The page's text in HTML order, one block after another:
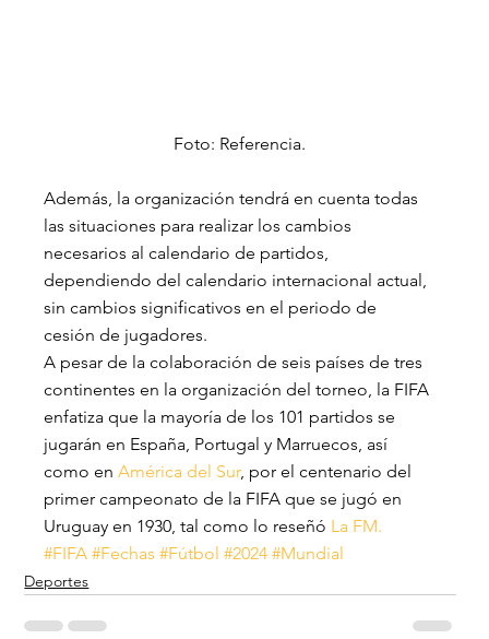
Foto: Referencia.
Además, la organización tendrá en cuenta todas
las situaciones para realizar los cambios
necesarios al calendario de partidos,
dependiendo del calendario internacional actual,
sin cambios significativos en el periodo de
cesión de jugadores.
A pesar de la colaboración de seis países de tres
continentes en la organización del torneo, la FIFA
enfatiza que la mayoría de los 101 partidos se
jugarán en España, Portugal y Marruecos, así
como en América del Sur, por el centenario del
primer campeonato de la FIFA que se jugó en
Uruguay en 1930, tal como lo reseñó La FM.
#FIFA #Fechas #Fútbol #2024 #Mundial
Deportes